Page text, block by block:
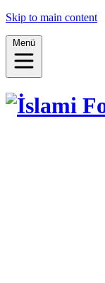
Skip to main content
Menü